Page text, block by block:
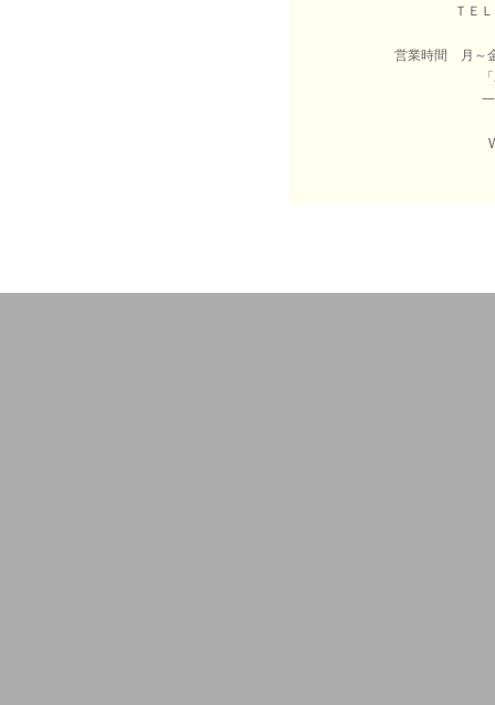
ＴＥ
営業時間 月～